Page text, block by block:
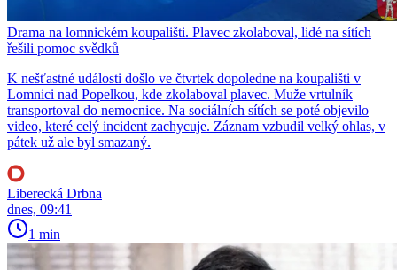
Drama na lomnickém koupališti. Plavec zkolaboval, lidé na sítích
řešili pomoc svědků
K nešťastné události došlo ve čtvrtek dopoledne na koupališti v
Lomnici nad Popelkou, kde zkolaboval plavec. Muže vrtulník
transportoval do nemocnice. Na sociálních sítích se poté objevilo
video, které celý incident zachycuje. Záznam vzbudil velký ohlas, v
pátek už ale byl smazaný.
Liberecká Drbna
dnes, 09:41
1 min